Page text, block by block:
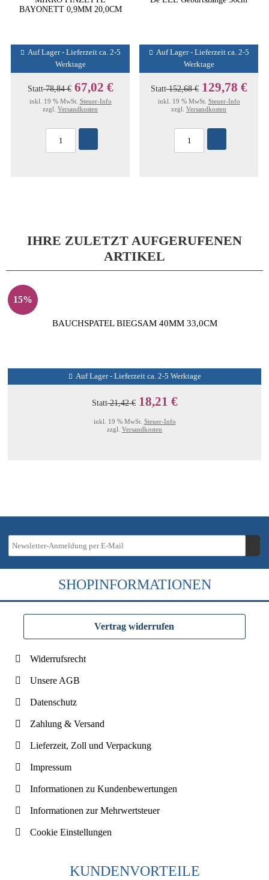
BAYONETT 0,9MM 20,0CM
Auf Lager - Lieferzeit ca. 2-5
Werktage
Statt78,84 € 67,02 €
inkl. 19 % MwSt. Steuer-Info
zzgl. Versandkosten
Auf Lager - Lieferzeit ca. 2-5
Werktage
Statt152,68 € 129,78 €
inkl. 19 % MwSt. Steuer-Info
zzgl. Versandkosten
IHRE ZULETZT AUFGERUFENEN
ARTIKEL
15%
BAUCHSPATEL BIEGSAM 40MM 33,0CM
Auf Lager - Lieferzeit ca. 2-5 Werktage
Statt21,42 € 18,21 €
inkl. 19 % MwSt. Steuer-Info
zzgl. Versandkosten
SHOPINFORMATIONEN
Vertrag widerrufen
Widerrufsrecht
Unsere AGB
Datenschutz
Zahlung & Versand
Lieferzeit, Zoll und Verpackung
Impressum
Informationen zu Kundenbewertungen
Informationen zur Mehrwertsteuer
Cookie Einstellungen
KUNDENVORTEILE